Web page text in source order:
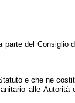
parte del
e che ne
alle